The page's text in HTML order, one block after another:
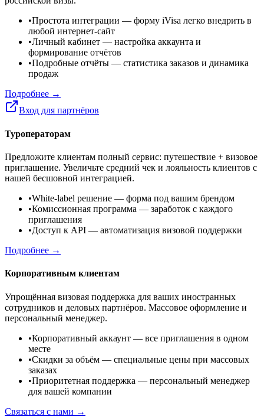
•Простота интеграции — форму iVisa легко внедрить в
любой интернет-сайт
•Личный кабинет — настройка аккаунта и
формирование отчётов
•Подробные отчёты — статистика заказов и динамика
продаж
Подробнее →
Вход для партнёров
Туроператорам
Предложите клиентам полный сервис: путешествие + визовое
приглашение. Увеличьте средний чек и лояльность клиентов с
нашей бесшовной интеграцией.
•White-label решение — форма под вашим брендом
•Комиссионная программа — заработок с каждого
приглашения
•Доступ к API — автоматизация визовой поддержки
Подробнее →
Корпоративным клиентам
Упрощённая визовая поддержка для ваших иностранных
сотрудников и деловых партнёров. Массовое оформление и
персональный менеджер.
•Корпоративный аккаунт — все приглашения в одном
месте
•Скидки за объём — специальные цены при массовых
заказах
•Приоритетная поддержка — персональный менеджер
для вашей компании
Связаться с нами →